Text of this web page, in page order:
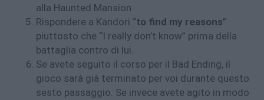
alla Haunted Mansion
Rispondere a Kandori “to find my reasons”
piuttosto che “I really don’t know” prima della
battaglia contro di lui.
Se avete seguito il corso per il Bad Ending, il
gioco sarà già terminato per voi durante questo
sesto passaggio. Se invece avete agito in modo